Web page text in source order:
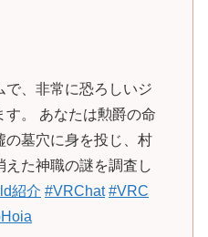
で、非常に恐ろしいジ
す。 あなたは勲爵の命
の墓穴に身を投じ、村
えた神職の謎を調査し
紹介 #VRChat #VRC